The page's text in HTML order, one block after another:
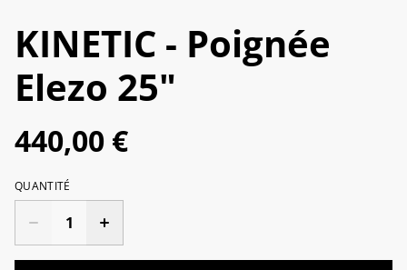
KINETIC - Poignée
Elezo 25"
440,00 €
QUANTITÉ